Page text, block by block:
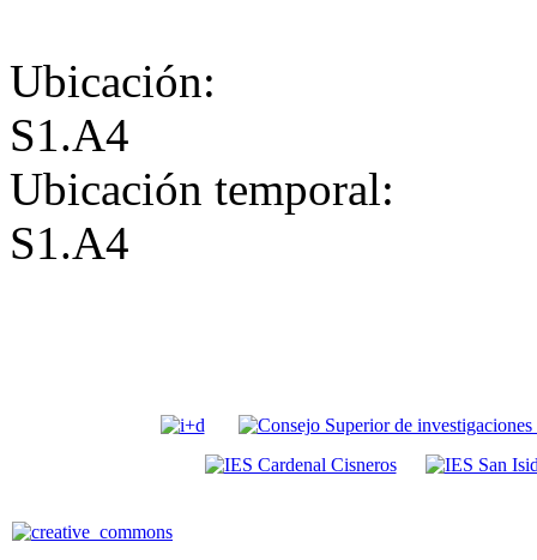
Ubicación:
S1.A4
Ubicación temporal:
S1.A4